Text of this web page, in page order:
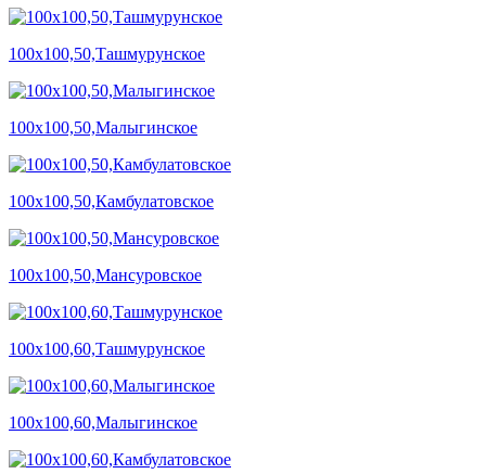
100х100,50,Ташмурунское
100х100,50,Малыгинское
100х100,50,Камбулатовское
100х100,50,Мансуровское
100х100,60,Ташмурунское
100х100,60,Малыгинское